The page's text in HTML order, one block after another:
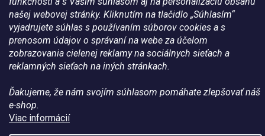
našej webovej stránky. Kliknutím na tlačidlo „Súhlasím“
vyjadrujete súhlas s používaním súborov cookies a s
prenosom údajov o správaní na webe za účelom
zobrazovania cielenej reklamy na sociálnych sieťach a
reklamných sieťach na iných stránkach.
Ďakujeme, že nám svojím súhlasom pomáhate zlepšovať náš
e-shop.
Viac informácií
Vytvoril Shoptet
práva vyhradené.